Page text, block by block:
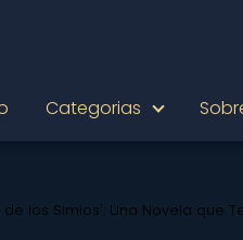
Categorias
de los Simios': Una Novela que